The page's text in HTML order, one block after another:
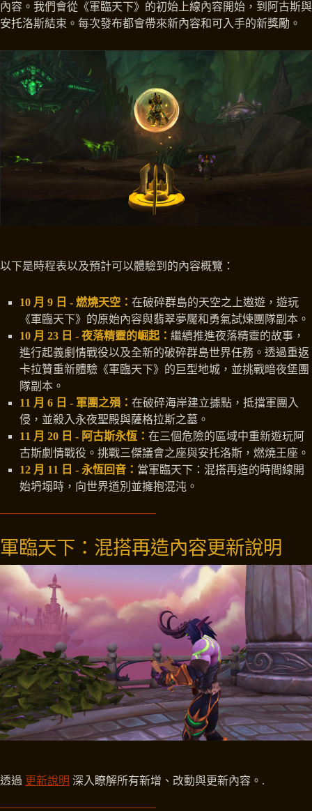
內容。我們會從《軍臨天下》的初始上線內容開始，到阿古斯與
安托洛斯結束。每次發布都會帶來新內容和可入手的新獎勵。
以下是時程表以及預計可以體驗到的內容概覽：
10 月 9 日 - 燃燒天空： 在破碎群島的天空之上遨遊，遊玩
《軍臨天下》的原始內容與翡翠夢魘和勇氣試煉團隊副本。
10 月 23 日 - 夜落精靈的崛起： 繼續推進夜落精靈的故事，
進行起義劇情戰役以及全新的破碎群島世界任務。透過重返
卡拉贊重新體驗《軍臨天下》的巨型地城，並挑戰暗夜堡團
隊副本。
11 月 6 日 - 軍團之殞： 在破碎海岸建立據點，抵擋軍團入
侵，並殺入永夜聖殿與薩格拉斯之墓。
11 月 20 日 - 阿古斯永恆： 在三個危險的區域中重新遊玩阿
古斯劇情戰役。挑戰三傑議會之座與安托洛斯，燃燒王座。
12 月 11 日 - 永恆回音： 當軍臨天下：混搭再造的時間線開
始坍塌時，向世界道別並擁抱混沌。
軍臨天下：混搭再造內容更新說明
透過 更新說明 深入瞭解所有新增、改動與更新內容。.